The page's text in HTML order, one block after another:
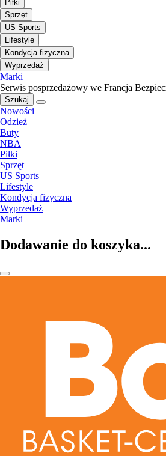
Piłki
Sprzęt
US Sports
Lifestyle
Kondycja fizyczna
Wyprzedaż
Marki
Serwis posprzedażowy we Francja
Szukaj
Nowości
Odzież
Buty
NBA
Piłki
Sprzęt
US Sports
Lifestyle
Kondycja fizyczna
Wyprzedaż
Marki
Dodawanie do koszyka...